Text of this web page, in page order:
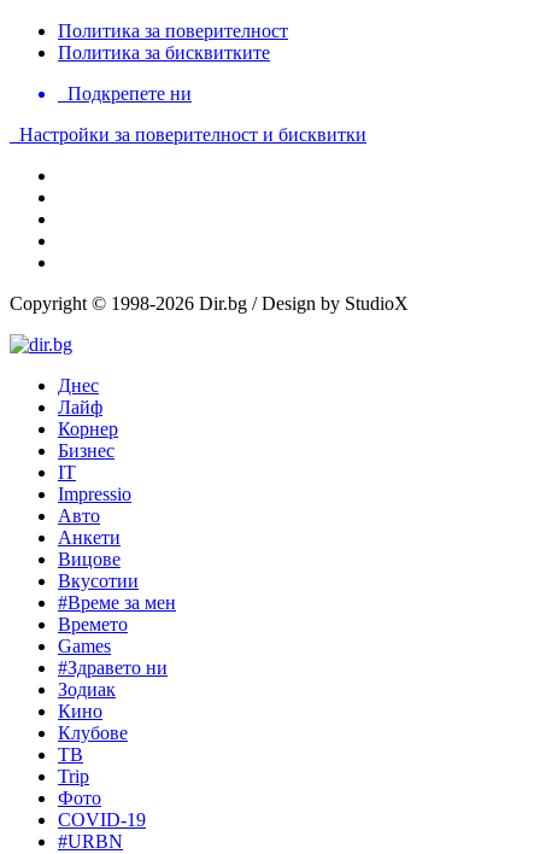
Политика за поверителност
Политика за бисквитките
Подкрепете ни
Настройки за поверителност и бисквитки
Copyright © 1998-2026 Dir.bg / Design by StudioX
Днес
Лайф
Корнер
Бизнес
IT
Impressio
Авто
Анкети
Вицове
Вкусотии
#Време за мен
Времето
Games
#Здравето ни
Зодиак
Кино
Клубове
ТВ
Trip
Фото
COVID-19
#URBN